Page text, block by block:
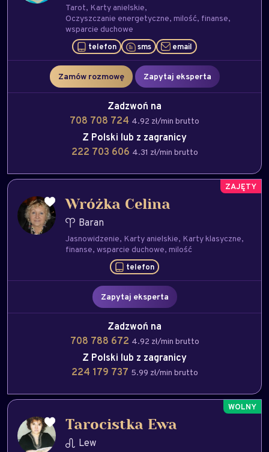
Tarot Karty anielskie
Oczyszczanie energetyczne milość finanse
wsparcie duchowe
telefon sms email
Zamów rozmowę Zapytaj eksperta
Zadzwoń na
708 708 724 4.92 zł/min brutto
Z Polski lub z zagranicy
222 703 606 4.31 zł/min brutto
Wróżka Celina
Baran
Jasnowidzenie Karty anielskie Karty klasyczne
finanse wsparcie duchowe milość
telefon
Zapytaj eksperta
Zadzwoń na
708 788 672 4.92 zł/min brutto
Z Polski lub z zagranicy
224 179 737 5.99 zł/min brutto
Tarocistka Ewa
Lew